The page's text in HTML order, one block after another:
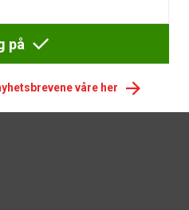
på
våre her